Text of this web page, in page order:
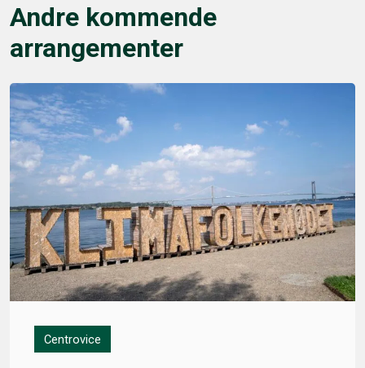
Andre kommende
arrangementer
Centrovice